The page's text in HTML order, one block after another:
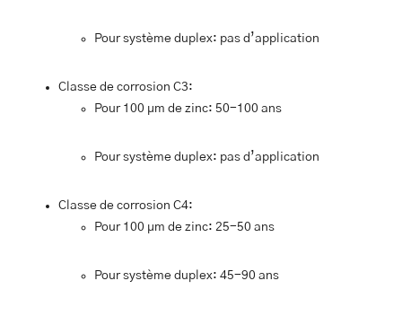
Pour système duplex: pas d’application
Classe de corrosion C3:
Pour 100 µm de zinc: 50-100 ans
Pour système duplex: pas d’application
Classe de corrosion C4:
Pour 100 µm de zinc: 25-50 ans
Pour système duplex: 45-90 ans